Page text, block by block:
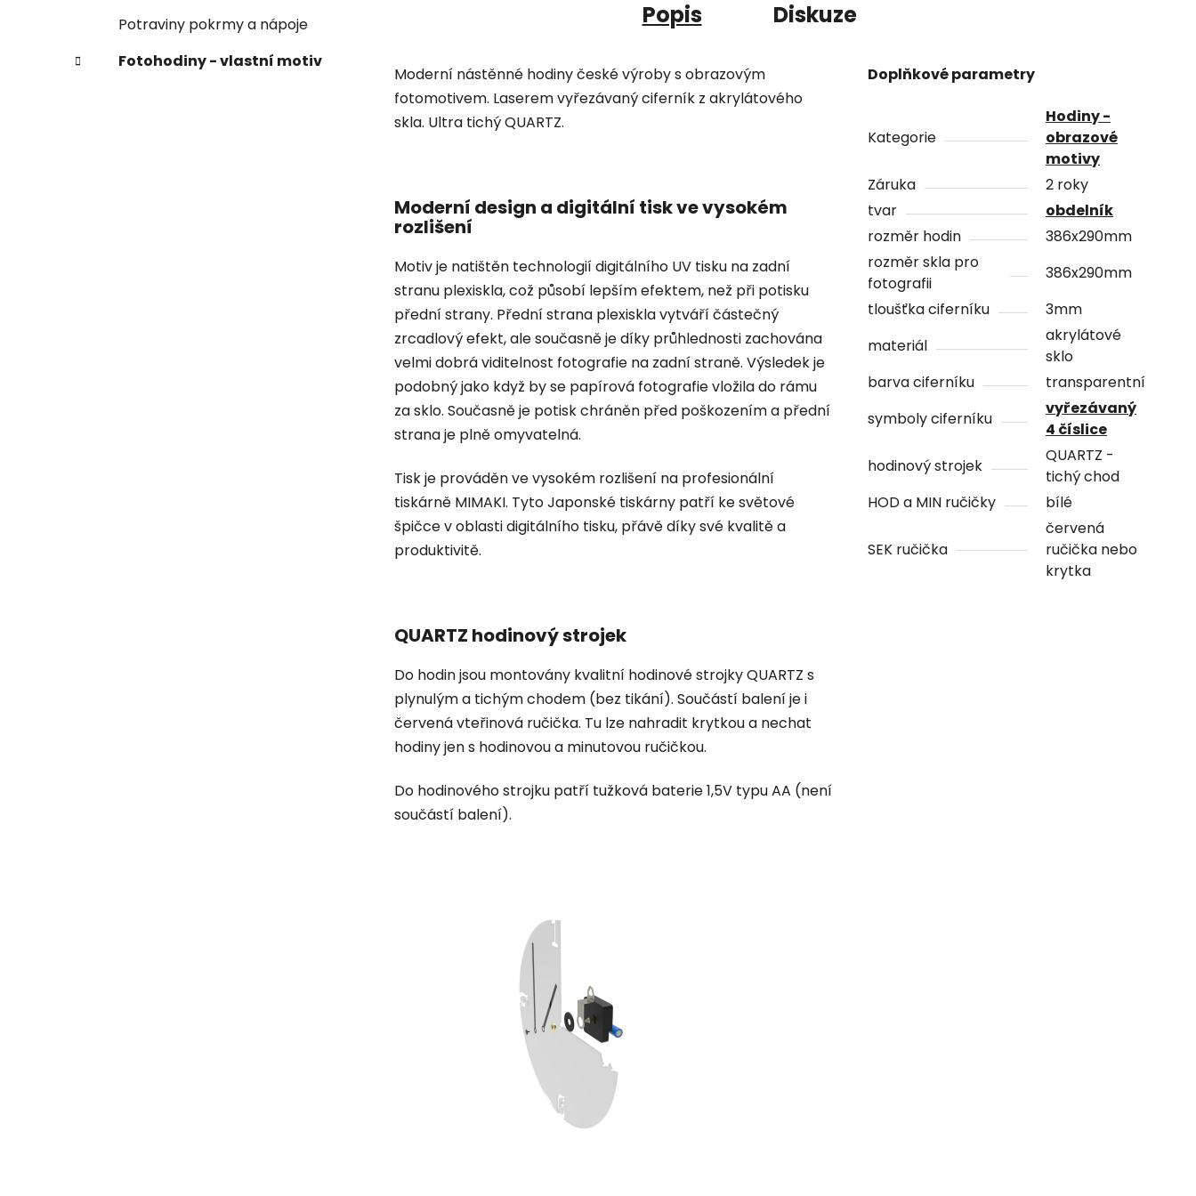
Potraviny pokrmy a nápoje
Fotohodiny - vlastní motiv
Popis Diskuze
Moderní nástěnné hodiny české výroby s obrazovým
fotomotivem. Laserem vyřezávaný ciferník z akrylátového
skla. Ultra tichý QUARTZ.
Moderní design a digitální tisk ve vysokém
rozlišení
Motiv je natištěn technologií digitálního UV tisku na zadní
stranu plexiskla, což působí lepším efektem, než při potisku
přední strany. Přední strana plexiskla vytváří částečný
zrcadlový efekt, ale současně je díky průhlednosti zachována
velmi dobrá viditelnost fotografie na zadní straně. Výsledek je
podobný jako když by se papírová fotografie vložila do rámu
za sklo. Současně je potisk chráněn před poškozením a přední
strana je plně omyvatelná.
Tisk je prováděn ve vysokém rozlišení na profesionální
tiskárně MIMAKI. Tyto Japonské tiskárny patří ke světové
špičce v oblasti digitálního tisku, přávě díky své kvalitě a
produktivitě.
QUARTZ hodinový strojek
Do hodin jsou montovány kvalitní hodinové strojky QUARTZ s
plynulým a tichým chodem (bez tikání). Součástí balení je i
červená vteřinová ručička. Tu lze nahradit krytkou a nechat
hodiny jen s hodinovou a minutovou ručičkou.
Do hodinového strojku patří tužková baterie 1,5V typu AA (není
součástí balení).
Doplňkové parametry
Kategorie
Hodiny -
obrazové
motivy
Záruka
2 roky
tvar
obdelník
rozměr hodin
386x290mm
rozměr skla pro
fotografii
386x290mm
tloušťka ciferníku
3mm
materiál
akrylátové
sklo
barva ciferníku
transparentní
symboly ciferníku
vyřezávaný
4 číslice
hodinový strojek
QUARTZ -
tichý chod
HOD a MIN ručičky
bílé
SEK ručička
červená
ručička nebo
krytka